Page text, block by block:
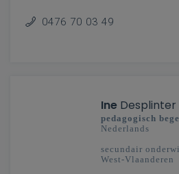
0476 70 03 49
Ine Desplinter
pedagogisch
Nederlands
secundair
West-Vlaanderen